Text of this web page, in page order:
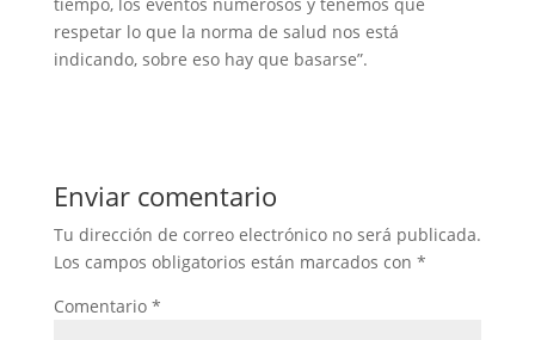
respetar lo que la norma de salud nos está
indicando, sobre eso hay que basarse”.
Enviar comentario
Tu dirección de correo electrónico no será publicada.
Los campos obligatorios están marcados con *
Comentario *